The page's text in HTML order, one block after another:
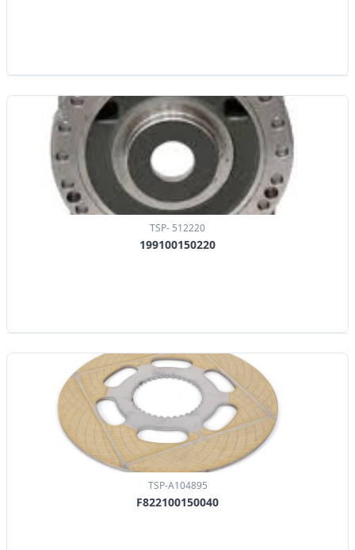
TSP- 512220
199100150220
TSP-A104895
F822100150040